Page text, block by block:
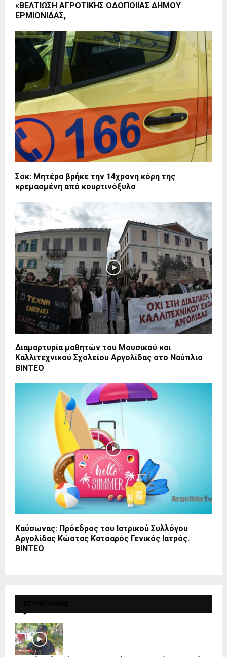
«ΒΕΛΤΙΩΣΗ ΑΓΡΟΤΙΚΗΣ ΟΔΟΠΟΙΙΑΣ ΔΗΜΟΥ
ΕΡΜΙΟΝΙΔΑΣ,
Σοκ: Μητέρα βρήκε την 14χρονη κόρη της
κρεμασμένη από κουρτινόξυλο
Διαμαρτυρία μαθητών του Μουσικού και
Καλλιτεχνικού Σχολείου Αργολίδας στο Ναύπλιο
ΒΙΝΤΕΟ
Καύσωνας: Πρόεδρος του Ιατρικού Συλλόγου
Αργολίδας Κώστας Κατσαρός Γενικός Ιατρός.
ΒΙΝΤΕΟ